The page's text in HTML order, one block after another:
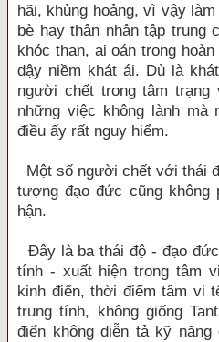
hãi, khủng hoảng, vì vậy
bè hay thân nhân tập trung
khóc than, ai oán trong
dậy niềm khát ái. Dù là
người chết trong tâm
những việc không lành mà
điều ấy rất nguy hiểm.
Một số người chết với thái
tượng đạo đức cũng không
hận.
Đây là ba thái độ - đạo
tính - xuất hiện trong tâm
kinh điển, thời điểm tâm vi
trung tính, không giống
điển không diễn tả kỹ